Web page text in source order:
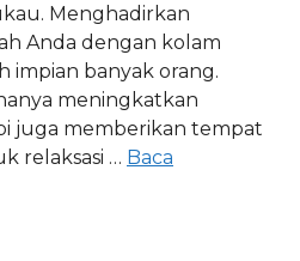
Menghadirkan
Anda dengan kolam
impian banyak orang.
meningkatkan
juga memberikan tempat
relaksasi … Baca